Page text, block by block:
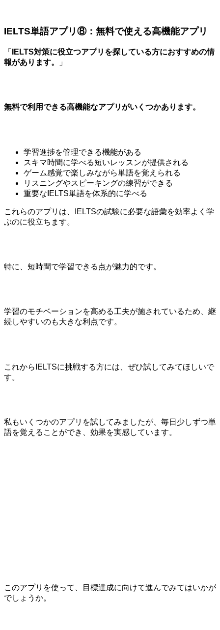
IELTS単語アプリ⑧：無料で使える高機能アプリ
「
IELTS対策に役立つアプリを探している方におすすめの情
報があります。
」
無料で利用できる高機能なアプリがいくつかあります。
学習進捗を管理できる機能がある
スキマ時間に学べる短いレッスンが提供される
ゲーム感覚で楽しみながら単語を覚えられる
リスニングやスピーキングの練習ができる
重要なIELTS単語を体系的に学べる
これらのアプリは、IELTSの試験に必要な語彙を効率よく学
ぶのに役立ちます。
特に、短時間で学習できる点が魅力的です。
学習のモチベーションを高める工夫が施されているため、継
続しやすいのも大きな利点です。
これからIELTSに挑戦する方には、ぜひ試してみてほしいで
す。
私もいくつかのアプリを試してみましたが、毎日少しずつ単
語を覚えることができ、効果を実感しています。
このアプリを使って、目標達成に向けて進んでみてはいかが
でしょうか。